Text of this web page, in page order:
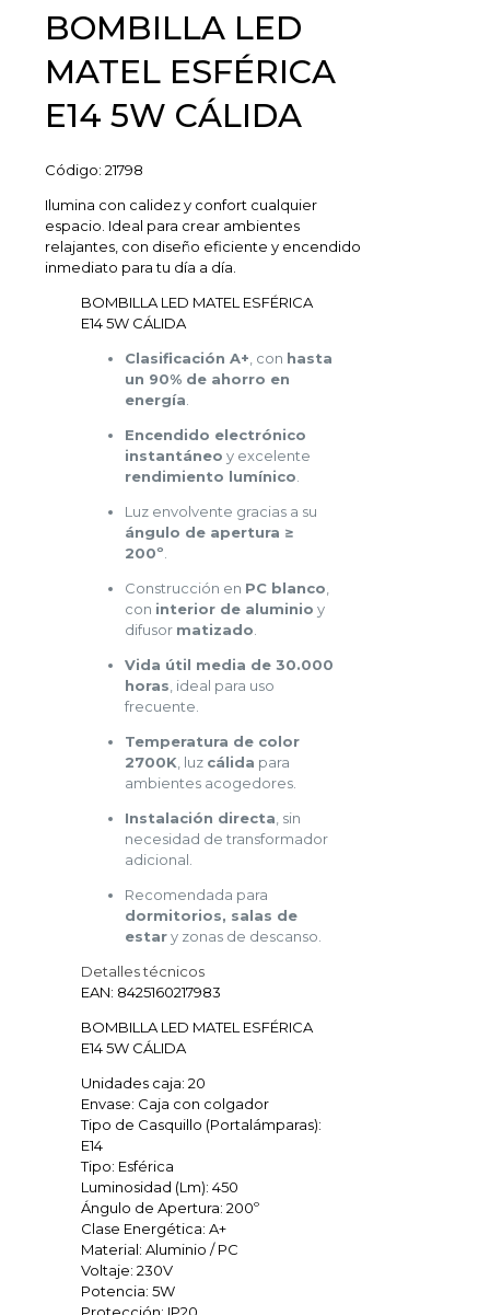
BOMBILLA LED
MATEL ESFÉRICA
E14 5W CÁLIDA
Código: 21798
Ilumina con calidez y confort cualquier
espacio. Ideal para crear ambientes
relajantes, con diseño eficiente y encendido
inmediato para tu día a día.
BOMBILLA LED MATEL ESFÉRICA
E14 5W CÁLIDA
Clasificación A+ , con hasta
un 90% de ahorro en
energía
Encendido electrónico
instantáneo y excelente
rendimiento lumínico
Luz envolvente gracias a su
ángulo de apertura ≥
200º
Construcción en PC blanco
con interior de aluminio y
difusor matizado
Vida útil media de 30.000
horas , ideal para uso
frecuente.
Temperatura de color
2700K , luz cálida para
ambientes acogedores.
Instalación directa , sin
necesidad de transformador
adicional.
Recomendada para
dormitorios, salas de
estary zonas de descanso.
Detalles técnicos
EAN: 8425160217983
BOMBILLA LED MATEL ESFÉRICA
E14 5W CÁLIDA
Unidades caja: 20
Envase: Caja con colgador
Tipo de Casquillo (Portalámparas):
E14
Tipo: Esférica
Luminosidad (Lm): 450
Ángulo de Apertura: 200º
Clase Energética: A+
Material: Aluminio / PC
Voltaje: 230V
Potencia: 5W